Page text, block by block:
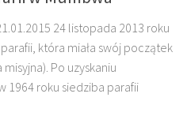
24 listopada 2013 roku
która miała swój początek
Po uzyskaniu
1964 roku siedziba parafii